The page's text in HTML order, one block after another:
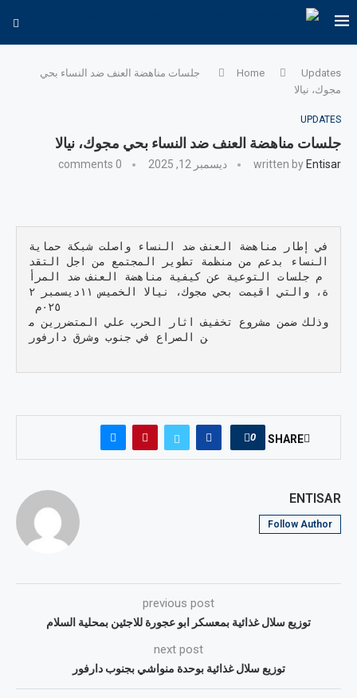
Home Updates
جلسات مناهضة العنف ضد النساء بحي
مجوك، نيالا
UPDATES
جلسات مناهضة العنف ضد النساء بحي مجوك، نيالا
written by Entisar ديسمبر 12, 2025 0 comments
النساء بدعم من منظمة تطوير المجتمع من اجل التقد
م جلسات التوعية عن كيفية مناهضة العنف ضد المرأ
ة، والتي اقيمت بحي مجوك، نيالا الخميس ١١ديسمبر ٢
وذلك ضمن مشروع تخفيف اثار الحرب علي المتضررين م
SHARE
0
ENTISAR
Follow Author
previous post
توزيع سلال غذائية بمعسكر ابو عجورة للاجئين بمحلية السلام
next post
توزيع سلال غذائية بوحدة منواشي بجنوب دارفور